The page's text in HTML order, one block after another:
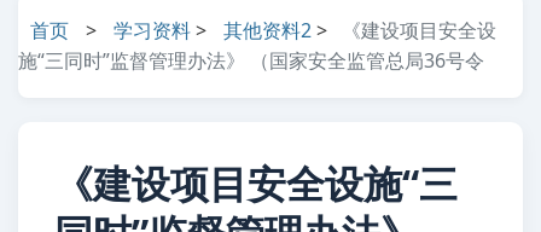
首页 > 学习资料> 其他资料2>
《建设项目安全设
施“三同时”监督管理办法》 （国家安全监管总局36号令
《建设项目安全设施“三